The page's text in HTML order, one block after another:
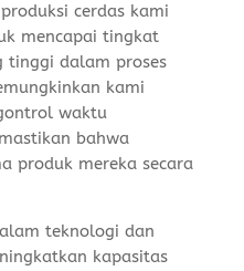
cerdas kami
mencapai tingkat
tinggi dalam proses
kami
waktu
bahwa
produk mereka secara
teknologi dan
kapasitas